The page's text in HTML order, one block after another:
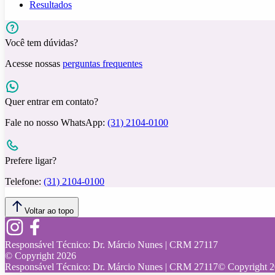
Resultados
Você tem dúvidas?
Acesse nossas perguntas frequentes
Quer entrar em contato?
Fale no nosso WhatsApp: (31) 2104-0100
Prefere ligar?
Telefone: (31) 2104-0100
Voltar ao topo
Responsável Técnico: Dr. Márcio Nunes | CRM 27117
© Copyright 2026
Responsável Técnico: Dr. Márcio Nunes | CRM 27117© Copyright